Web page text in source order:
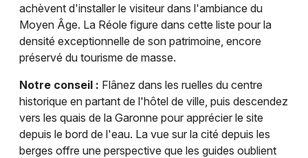
achèvent d'installer le visiteur dans l'ambiance du
Moyen Âge. La Réole figure dans cette liste pour la
densité exceptionnelle de son patrimoine, encore
préservé du tourisme de masse.
Notre conseil : Flânez dans les ruelles du centre
historique en partant de l'hôtel de ville, puis descendez
vers les quais de la Garonne pour apprécier le site
depuis le bord de l'eau. La vue sur la cité depuis les
berges offre une perspective que les guides oublient